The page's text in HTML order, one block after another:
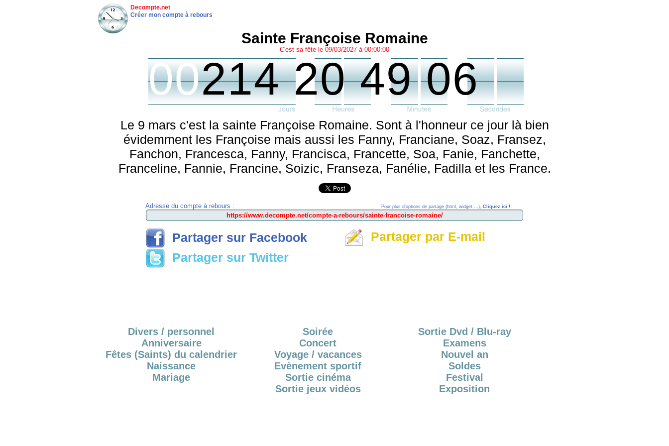
Decompte.net
Créer mon compte à rebours
Sainte Françoise Romaine
C'est sa fête le 09/03/2027 à 00:00:00
00214 20 49 06
Le 9 mars c'est la sainte Françoise Romaine. Sont à l'honneur ce jour là bien
évidemment les Françoise mais aussi les Fanny, Franciane, Soaz, Fransez,
Fanchon, Francesca, Fanny, Francisca, Francette, Soa, Fanie, Fanchette,
Franceline, Fannie, Francine, Soizic, Franseza, Fanélie, Fadilla et les France.
Adresse du compte à rebours : Pour plus d'options de partage (html, widget,...), Cliquez ici !
Partager sur Facebook
Partager sur Twitter
Partager par E-mail
Divers / personnel
Anniversaire
Fêtes (Saints) du calendrier
Naissance
Mariage
Soirée
Concert
Voyage / vacances
Evènement sportif
Sortie cinéma
Sortie jeux vidéos
Sortie Dvd / Blu-ray
Examens
Nouvel an
Soldes
Festival
Exposition